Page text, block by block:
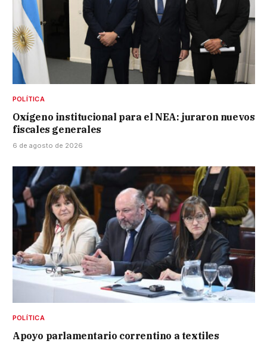
POLÍTICA
Oxígeno institucional para el NEA: juraron nuevos
fiscales generales
6 de agosto de 2026
POLÍTICA
Apoyo parlamentario correntino a textiles